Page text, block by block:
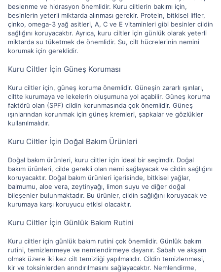
beslenme ve hidrasyon önemlidir. Kuru ciltlerin bakımı için,
besinlerin yeterli miktarda alınması gerekir. Protein, bitkisel lifler,
çinko, omega-3 yağ asitleri, A, C ve E vitaminleri gibi besinler cildin
sağlığını koruyacaktır. Ayrıca, kuru ciltler için günlük olarak yeterli
miktarda su tüketmek de önemlidir. Su, cilt hücrelerinin nemini
korumak için gereklidir.
Kuru Ciltler İçin Güneş Koruması
Kuru ciltler için, güneş koruma önemlidir. Güneşin zararlı ışınları,
ciltte kurumaya ve lekelerin oluşumuna yol açabilir. Güneş koruma
faktörü olan (SPF) cildin korunmasında çok önemlidir. Güneş
ışınlarından korunmak için güneş kremleri, şapkalar ve gözlükler
kullanılmalıdır.
Kuru Ciltler İçin Doğal Bakım Ürünleri
Doğal bakım ürünleri, kuru ciltler için ideal bir seçimdir. Doğal
bakım ürünleri, cilde gerekli olan nemi sağlayacak ve cildin sağlığını
koruyacaktır. Doğal bakım ürünleri içerisinde, bitkisel yağlar,
balmumu, aloe vera, zeytinyağı, limon suyu ve diğer doğal
bileşenler bulunmaktadır. Bu ürünler, cildin sağlığını koruyacak ve
kurumaya karşı koruyucu etkisi olacaktır.
Kuru Ciltler İçin Günlük Bakım Rutini
Kuru ciltler için günlük bakım rutini çok önemlidir. Günlük bakım
rutini, temizlenmeye ve nemlendirmeye dayanır. Sabah ve akşam
olmak üzere iki kez cilt temizliği yapılmalıdır. Cildin temizlenmesi,
kir ve toksinlerden arındırılmasını sağlayacaktır. Nemlendirme,